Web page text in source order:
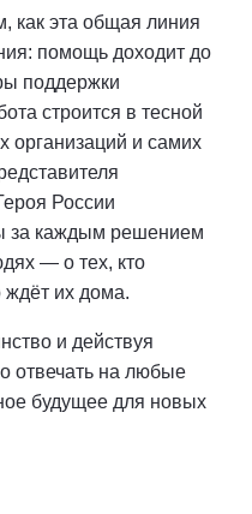
как эта общая линия
помощь доходит до
поддержки
строится в тесной
организаций и самих
России
за каждым решением
— о тех, кто
ждёт их дома.
и действуя
отвечать на любые
будущее для новых